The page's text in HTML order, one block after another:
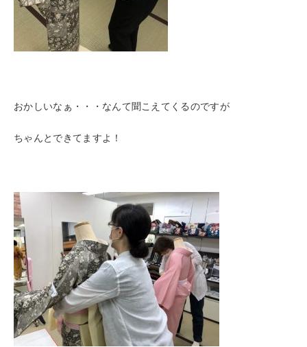
おかしいなぁ・・・なんて聞こえてくるのですが
ちゃんとできてますよ！